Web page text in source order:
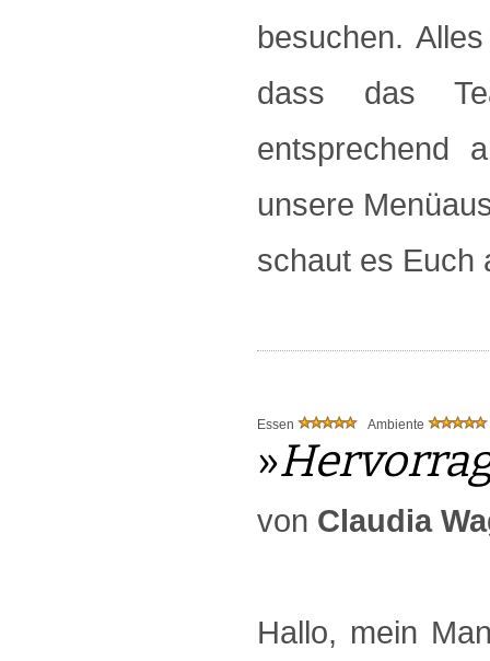
besuchen.
dass das
entsprechend
unsere
schaut es Euch
Essen Ambiente
»
von Claudia
Hallo, mein